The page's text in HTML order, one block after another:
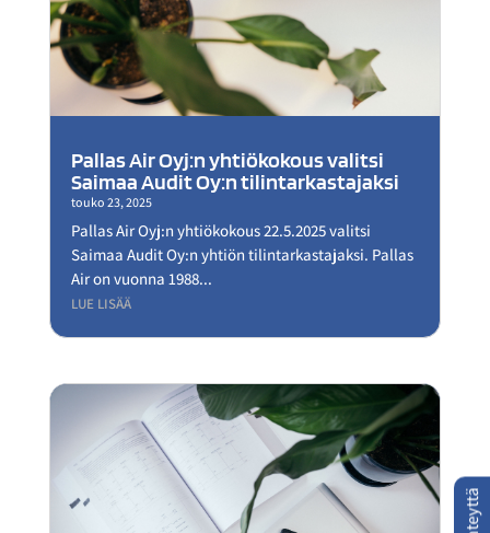
Pallas Air Oyj:n yhtiökokous valitsi
Saimaa Audit Oy:n tilintarkastajaksi
touko 23, 2025
Pallas Air Oyj:n yhtiökokous 22.5.2025 valitsi
Saimaa Audit Oy:n yhtiön tilintarkastajaksi. Pallas
Air on vuonna 1988...
LUE LISÄÄ